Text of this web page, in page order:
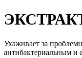
Ухаживает за
антибактериальным и